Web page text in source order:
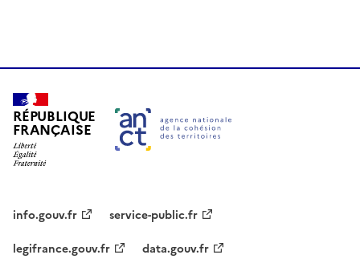
RÉPUBLIQUE
FRANÇAISE
info.gouv.fr
service-public.fr
legifrance.gouv.fr
data.gouv.fr